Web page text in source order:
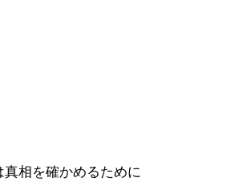
真相を確かめるために